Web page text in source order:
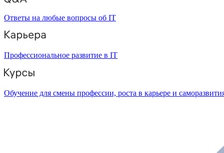
Ответы на любые вопросы об IT
Профессиональное развитие в IT
Обучение для смены профессии, роста в карьере и